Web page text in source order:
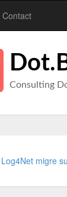
Contact
Consulting
migre